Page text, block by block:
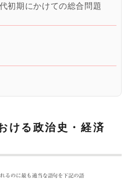
初期にかけての総合問題
ける政治史・経済